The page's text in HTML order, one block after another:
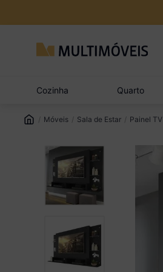
Cozinha Quarto
Móveis Sala de Estar Painel TV